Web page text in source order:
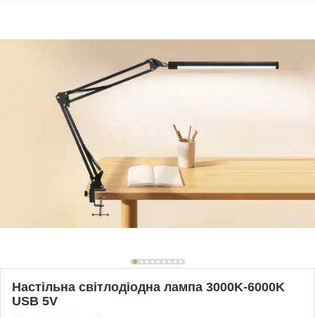
Настільна світлодіодна лампа 3000K-6000K
USB 5V